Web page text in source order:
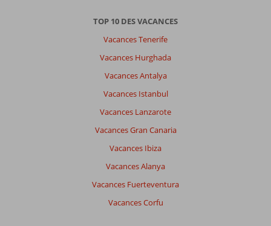
TOP 10 DES VACANCES
Vacances Tenerife
Vacances Hurghada
Vacances Antalya
Vacances Istanbul
Vacances Lanzarote
Vacances Gran Canaria
Vacances Ibiza
Vacances Alanya
Vacances Fuerteventura
Vacances Corfu